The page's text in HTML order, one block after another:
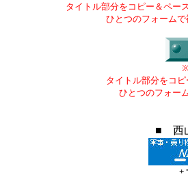
タイトル部分をコピー＆ペー
ひとつのフォーム
タイトル部分をコ
ひとつのフォー
■ 西
+